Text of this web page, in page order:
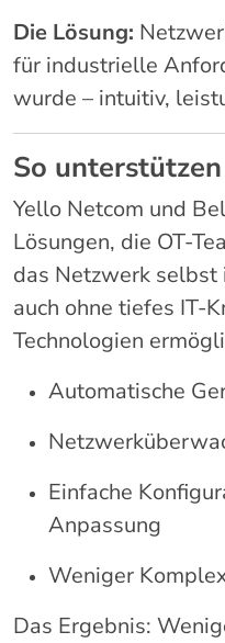
Die Lösung:
für industrielle
wurde – intuitiv,
So
Yello Netcom und
Lösungen, die OT-
das Netzwerk selbst
auch ohne tiefes IT-
Technologien
Automatische
Einfache
Anpassung
Weniger
Das Ergebnis: